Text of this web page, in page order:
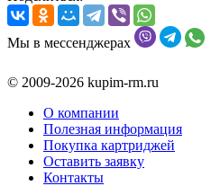
Мы в мессенджерах
© 2009-2026 kupim-rm.ru
О компании
Полезная информация
Покупка картриджей
Оставить заявку
Контакты